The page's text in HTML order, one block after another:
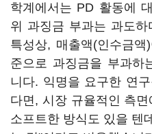
학계에서는 PD 활동에
위 과징금 부과는 과도하
특성상, 매출액(인수금
준으로 과징금을 부과하
니다. 익명을 요구한 연
다면, 시장 규율적인 측
소프트한 방식도 있을 텐